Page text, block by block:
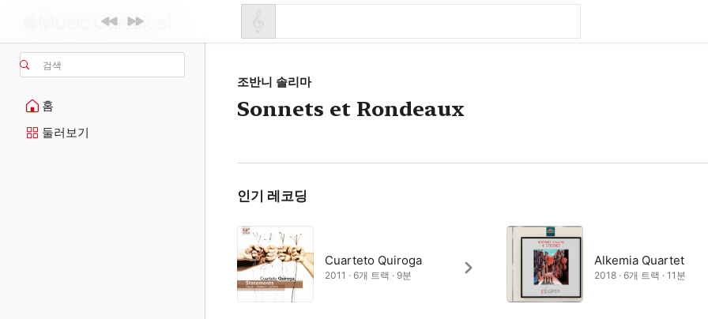
검색
홈
둘러보기
조반니 솔리마
Sonnets et Rondeaux
인기 레코딩
Cuarteto Quiroga
2011 · 6개 트랙 · 9분
Alkemia Quartet
2018 · 6개 트랙 · 11분